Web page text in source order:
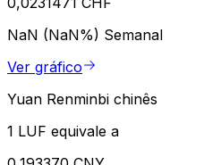
NaN (NaN%) Semanal
Ver gráfico
Yuan Renminbi chinês
1 LUF equivale a